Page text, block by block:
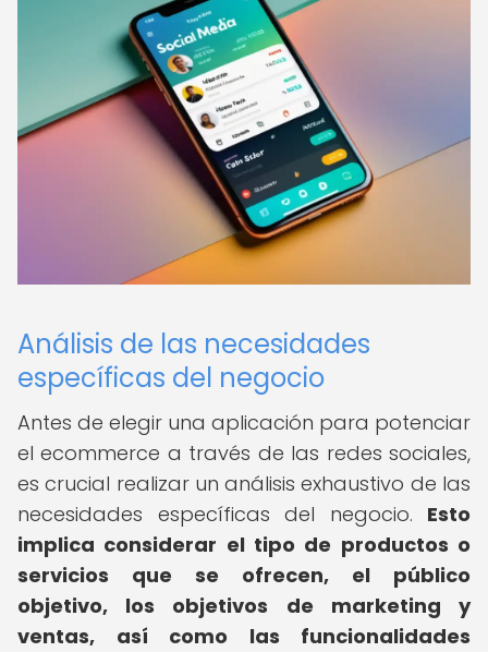
Análisis de las necesidades
específicas del negocio
Antes de elegir una aplicación para potenciar
el ecommerce a través de las redes sociales,
es crucial realizar un análisis exhaustivo de las
necesidades específicas del negocio. Esto
implica considerar el tipo de productos o
servicios que se ofrecen, el público
objetivo, los objetivos de marketing y
ventas, así como las funcionalidades